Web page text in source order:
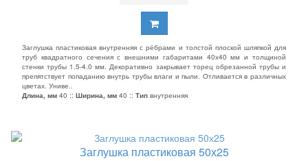
Заглушка пластиковая внутренняя с рёбрами и толстой плоской шляпкой для
труб квадратного сечения с внешними габаритами 40х40 мм и толщиной
стенки трубы 1.5-4.0 мм. Декоративно закрывает торец обрезанной трубы и
препятствует попаданию внутрь трубы влаги и пыли. Отливается в различных
цветах. Униве..
Длина, мм 40 :: Ширина, мм 40 :: Тип внутренняя
Заглушка пластиковая 50х25